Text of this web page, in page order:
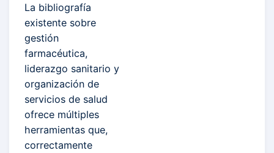
La bibliografía
existente sobre
gestión
farmacéutica,
liderazgo sanitario y
organización de
servicios de salud
ofrece múltiples
herramientas que,
correctamente